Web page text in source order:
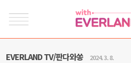
EVERLAND TV/판다와쏭 2024. 3. 8.